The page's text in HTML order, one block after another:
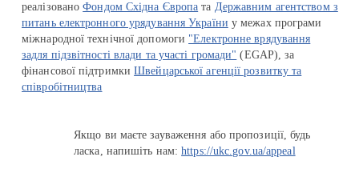
реалізованоФондом Східна Європа та Державним агентством з
питань електронного урядування України у межах програми
міжнародної технічної допомоги "Електронне врядування
задля підзвітності влади та участі громади" (EGAP), за
фінансової підтримкиШвейцарської агенції розвитку та
співробітництва
Якщо ви маєте зауваження або пропозиції, будь
ласка, напишіть нам:https://ukc.gov.ua/appeal